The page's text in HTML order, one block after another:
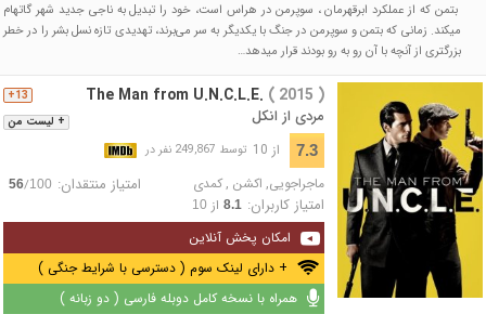
بتمن که از عملکرد ابرقهرمان ، سوپرمن در هراس است، خود را تبدیل به ناجی جدید شهر گاتهام
میکند. زمانی که بتمن و سوپرمن در جنگ با یکدیگر به سر می‌برند، تهدیدی تازه نسل بشر را در خطر
بزرگتری از آنچه با آن رو به رو بودند قرار میدهد…
+ لیست من
13+ The Man from U.N.C.L.E. ( 2015 )
مردی از انکل
7.3 از 10 توسط 249,867 نفر در
ماجراجویی, اکشن ,کمدی امتیاز منتقدان: 56/100
امتیاز کاربران: 8.1از 10
امکان پخش آنلاین
+ دارای لینک سوم ( دسترسی با شرایط جنگی )
همراه با نسخه کامل دوبله فارسی ( دو زبانه )